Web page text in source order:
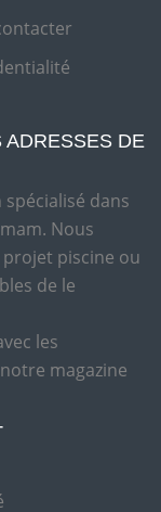
ADRESSES DE
dans
Nous
piscine ou
de le
les
magazine